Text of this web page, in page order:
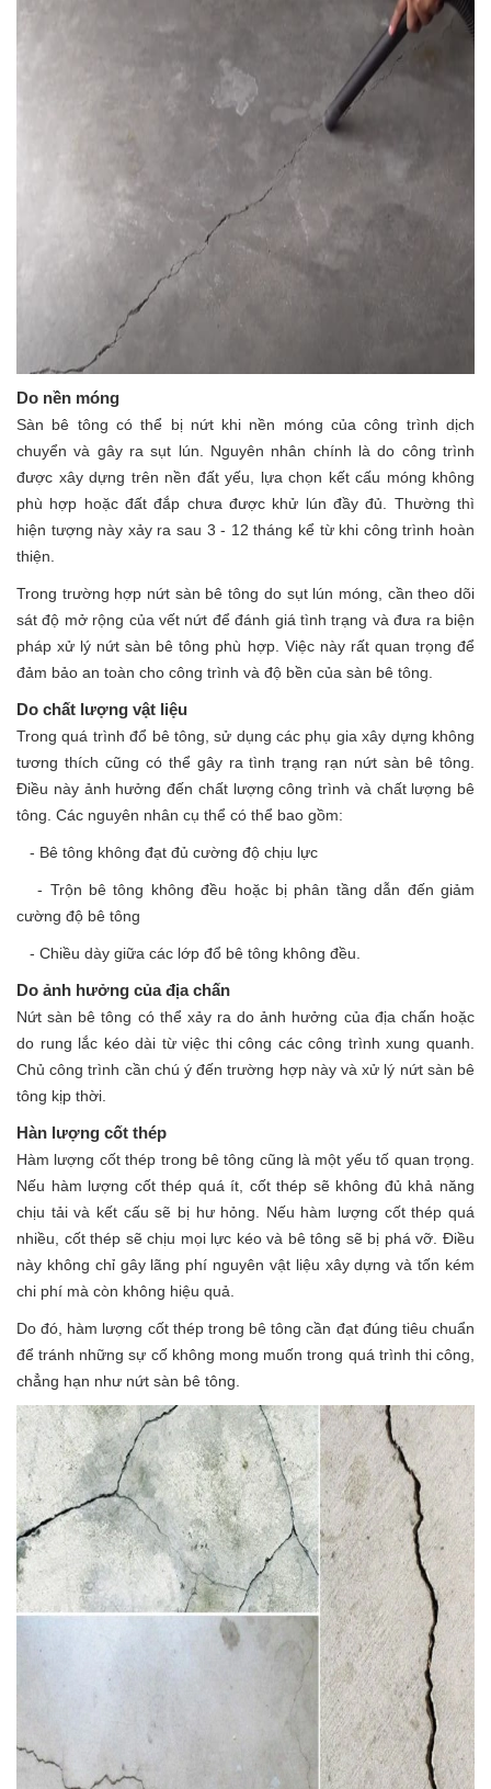
Do nền móng
Sàn bê tông có thể bị nứt khi nền móng của công trình dịch
chuyển và gây ra sụt lún. Nguyên nhân chính là do công trình
được xây dựng trên nền đất yếu, lựa chọn kết cấu móng không
phù hợp hoặc đất đắp chưa được khử lún đầy đủ. Thường thì
hiện tượng này xảy ra sau 3 - 12 tháng kể từ khi công trình hoàn
thiện.
Trong trường hợp nứt sàn bê tông do sụt lún móng, cần theo dõi
sát độ mở rộng của vết nứt để đánh giá tình trạng và đưa ra biện
pháp xử lý nứt sàn bê tông phù hợp. Việc này rất quan trọng để
đảm bảo an toàn cho công trình và độ bền của sàn bê tông.
Do chất lượng vật liệu
Trong quá trình đổ bê tông, sử dụng các phụ gia xây dựng không
tương thích cũng có thể gây ra tình trạng rạn nứt sàn bê tông.
Điều này ảnh hưởng đến chất lượng công trình và chất lượng bê
tông. Các nguyên nhân cụ thể có thể bao gồm:
- Bê tông không đạt đủ cường độ chịu lực
- Trộn bê tông không đều hoặc bị phân tầng dẫn đến giảm
cường độ bê tông
- Chiều dày giữa các lớp đổ bê tông không đều.
Do ảnh hưởng của địa chấn
Nứt sàn bê tông có thể xảy ra do ảnh hưởng của địa chấn hoặc
do rung lắc kéo dài từ việc thi công các công trình xung quanh.
Chủ công trình cần chú ý đến trường hợp này và xử lý nứt sàn bê
tông kịp thời.
Hàn lượng cốt thép
Hàm lượng cốt thép trong bê tông cũng là một yếu tố quan trọng.
Nếu hàm lượng cốt thép quá ít, cốt thép sẽ không đủ khả năng
chịu tải và kết cấu sẽ bị hư hỏng. Nếu hàm lượng cốt thép quá
nhiều, cốt thép sẽ chịu mọi lực kéo và bê tông sẽ bị phá vỡ. Điều
này không chỉ gây lãng phí nguyên vật liệu xây dựng và tốn kém
chi phí mà còn không hiệu quả.
Do đó, hàm lượng cốt thép trong bê tông cần đạt đúng tiêu chuẩn
để tránh những sự cố không mong muốn trong quá trình thi công,
chẳng hạn như nứt sàn bê tông.